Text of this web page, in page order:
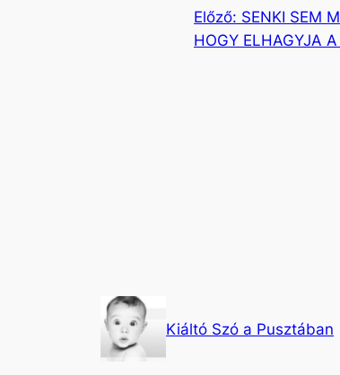
Előző: SENKI SEM
HOGY ELHAGYJA
Kiáltó Szó a Pusztában